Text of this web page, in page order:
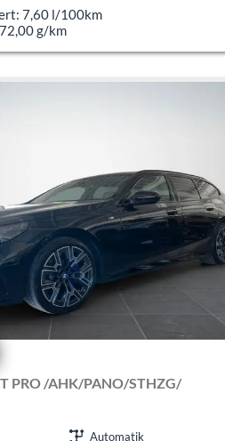
7,60 l/100km
g/km
PRO /AHK/PANO/STHZG/
Automatik